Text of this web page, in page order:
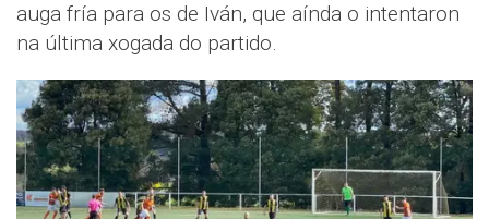
auga fría para os de Iván, que aínda o intentaron
na última xogada do partido.